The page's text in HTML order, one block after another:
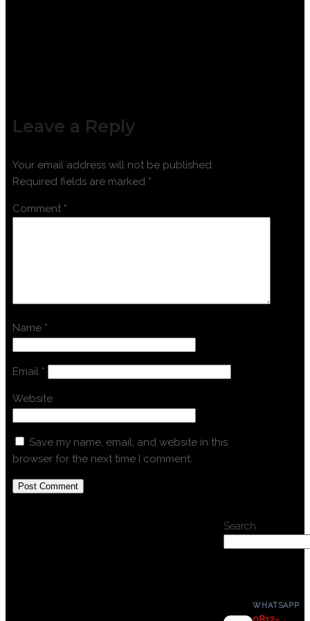
Leave a Reply
Your email address will not be published.
Required fields are marked *
Comment *
Name *
Email *
Website
Save my name, email, and website in this
browser for the next time I comment.
Search
WHATSAPP